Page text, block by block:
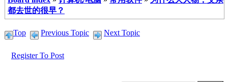
都去世的很早？
Top Previous Topic Next Topic
Register To Post